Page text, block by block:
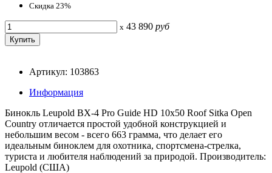
Скидка 23%
x 43 890 руб
Артикул: 103863
Информация
Бинокль Leupold BX-4 Pro Guide HD 10x50 Roof Sitka Open
Country отличается простой удобной конструкцией и
небольшим весом - всего 663 грамма, что делает его
идеальным биноклем для охотника, спортсмена-стрелка,
туриста и любителя наблюдений за природой. Производитель:
Leupold (США)